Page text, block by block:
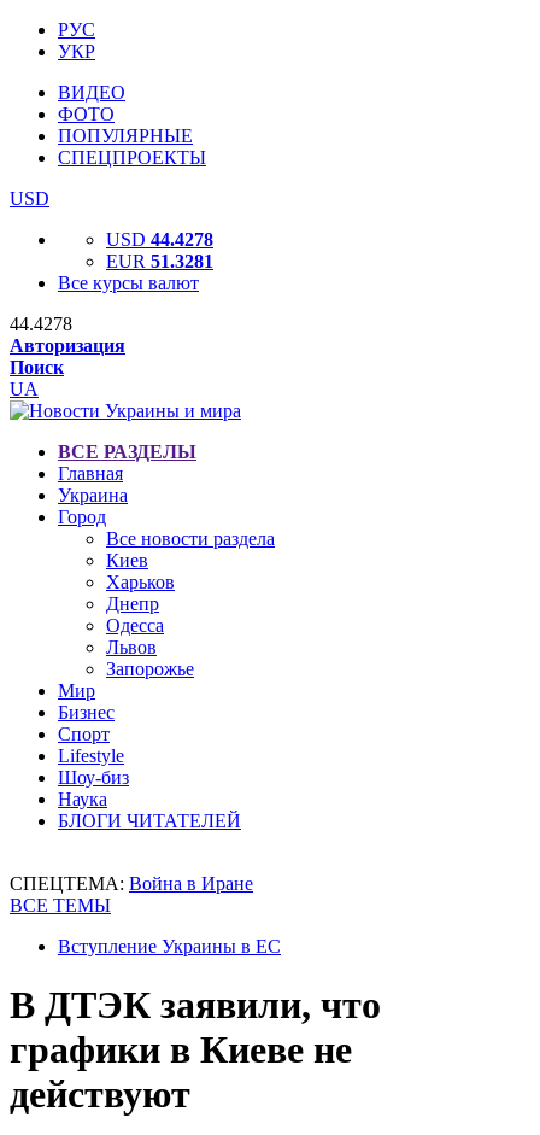
РУС
УКР
ВИДЕО
ФОТО
ПОПУЛЯРНЫЕ
СПЕЦПРОЕКТЫ
USD
USD 44.4278
EUR 51.3281
Все курсы валют
44.4278
Авторизация
Поиск
UA
ВСЕ РАЗДЕЛЫ
Главная
Украина
Город
Все новости раздела
Киев
Харьков
Днепр
Одесса
Львов
Запорожье
Мир
Бизнес
Спорт
Lifestyle
Шоу-биз
Наука
БЛОГИ ЧИТАТЕЛЕЙ
СПЕЦТЕМА: Война в Иране
ВСЕ ТЕМЫ
Вступление Украины в ЕС
В ДТЭК заявили, что
графики в Киеве не
действуют